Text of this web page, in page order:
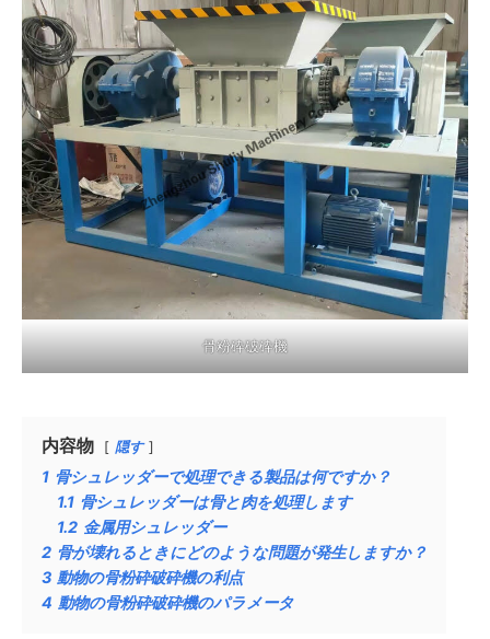
骨粉砕破砕機
内容物 隠す
1 骨シュレッダーで処理できる製品は何ですか？
1.1 骨シュレッダーは骨と肉を処理します
1.2 金属用シュレッダー
2 骨が壊れるときにどのような問題が発生しますか？
3 動物の骨粉砕破砕機の利点
4 動物の骨粉砕破砕機のパラメータ